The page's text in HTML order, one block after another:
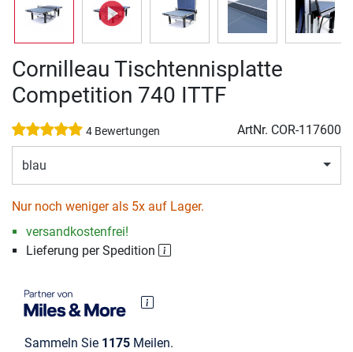
Cornilleau Tischtennisplatte
Competition 740 ITTF
4 Bewertungen ArtNr. COR-117600
blau
Nur noch weniger als 5x auf Lager.
versandkostenfrei!
Lieferung per Spedition
Sammeln Sie 1175 Meilen.